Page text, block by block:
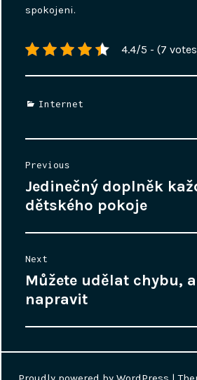
spokojeni.
4.4/5 - (7
Categories
Internet
pro
příspěvek
Previous
Previous
post:
Jedinečný doplněk
dětského pokoje
Next
Next
post:
Můžete udělat chybu,
napravit